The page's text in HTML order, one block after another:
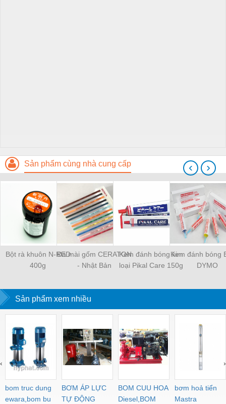
Sản phẩm cùng nhà cung cấp
Bột rà khuôn N-RED
400g
Đá mài gốm CERATON
- Nhật Bản
Kem đánh bóng kim
loại Pikal Care 150g
Kem đánh bóng
DYMO
‹ ›
Sản phẩm xem nhiều
bom truc dung
ewara,bom bu
BƠM ÁP LỰC
TỰ ĐỘNG
BOM CUU HOA
Diesel,BOM
bơm hoả tiển
Mastra
‹ ›